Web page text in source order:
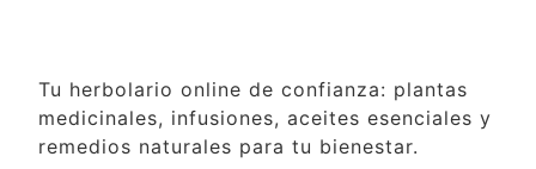
Tu herbolario online de confianza: plantas
medicinales, infusiones, aceites esenciales y
remedios naturales para tu bienestar.